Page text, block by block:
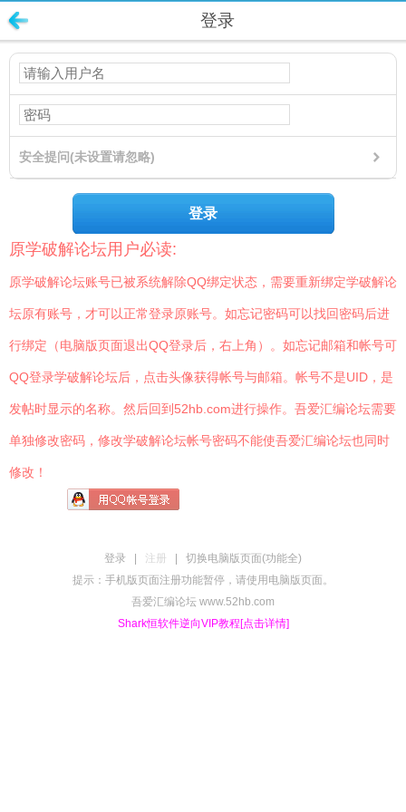
登录
安全提问(未设置请忽略)
登录
原学破解论坛用户必读:
原学破解论坛账号已被系统解除QQ绑定状态，需要重新绑定学破解论
坛原有账号，才可以正常登录原账号。如忘记密码可以找回密码后进
行绑定（电脑版页面退出QQ登录后，右上角）。如忘记邮箱和帐号可
QQ登录学破解论坛后，点击头像获得帐号与邮箱。帐号不是UID，是
发帖时显示的名称。然后回到52hb.com进行操作。吾爱汇编论坛需要
单独修改密码，修改学破解论坛帐号密码不能使吾爱汇编论坛也同时
修改！
登录 注册
切换电脑版页面(功能全)
提示：手机版页面注册功能暂停，请使用电脑版页面。
吾爱汇编论坛 www.52hb.com
Shark恒软件逆向VIP教程[点击详情]